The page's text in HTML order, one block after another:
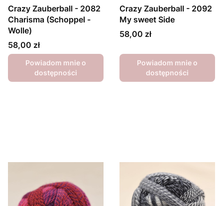
Crazy Zauberball - 2082
Charisma (Schoppel -
Wolle)
Cena
58,00 zł
Powiadom mnie o
dostępności
Crazy Zauberball - 2092
My sweet Side
Cena
58,00 zł
Powiadom mnie o
dostępności